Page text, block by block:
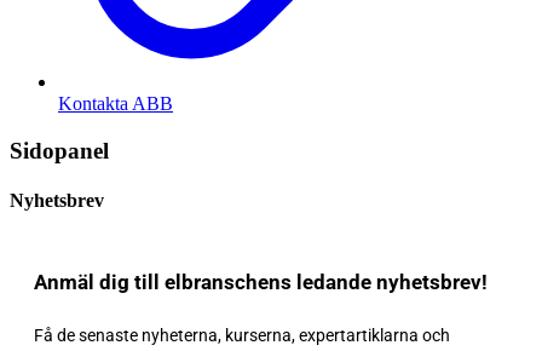
Kontakta ABB
Sidopanel
Nyhetsbrev
Anmäl dig till elbranschens ledande nyhetsbrev!
Få de senaste nyheterna, kurserna, expertartiklarna och